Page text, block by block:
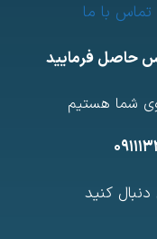
با ما
فرمایید
کنید